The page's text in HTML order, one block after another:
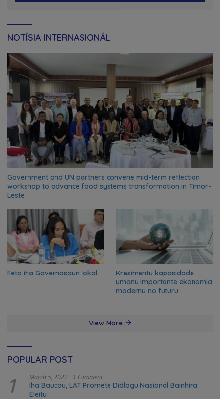
NOTÍSIA INTERNASIONÁL
Government and UN partners convene mid-term reflection
workshop to advance food systems transformation in Timor-
Leste
Feto iha Governasaun lokal
Kresimentu kapasidade
umanu importante ekonomia
modernu no futuru
View More
POPULAR POST
1 March 5, 2022 1 Comment
Iha Baucau, LAT Promete Diálogu Nasionál Bainhira
Eleitu